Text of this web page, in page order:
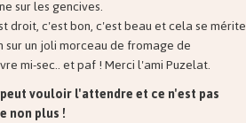
sur les gencives.
droit, c'est bon, c'est beau et cela se mérite
sur un joli morceau de fromage de
mi-sec.. et paf ! Merci l'ami Puzelat.
vouloir l'attendre et ce n'est pas
non plus !